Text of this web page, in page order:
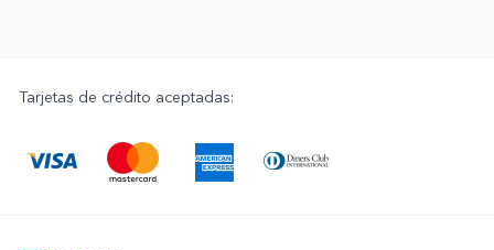
Tarjetas de crédito aceptadas: